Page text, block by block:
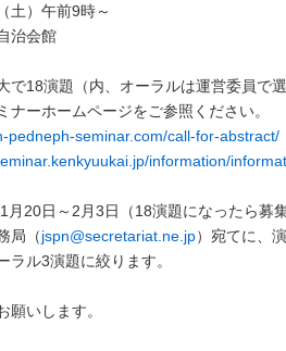
土）午前9時～
治会館
で18演題（内、オーラルは運営委員で選
ナーホームページをご参照ください。
pedneph-seminar.com/call-for-abstract/
information/
20日～2月3日（18演題になったら募集
局（jspn@secretariat.ne.jp）宛てに、
ラル3演題に絞ります。
願いします。